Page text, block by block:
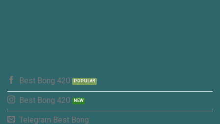
Best Bong 420
Best Bong 420
Telegram Best Bong